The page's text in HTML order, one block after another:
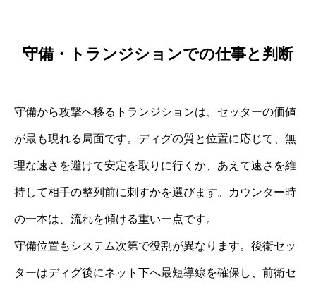
守備・トランジションでの仕事と判断
守備から攻撃へ移るトランジションは、セッターの価値
が最も現れる局面です。ディグの質と位置に応じて、無
理な速さを避けて安定を取りに行くか、あえて速さを維
持して相手の整列前に刺すかを選びます。カウンター時
の一本は、流れを傾ける重い一点です。
守備位置もシステム次第で役割が異なります。後衛セッ
ターはディグ後にネット下へ最短導線を確保し、前衛セ